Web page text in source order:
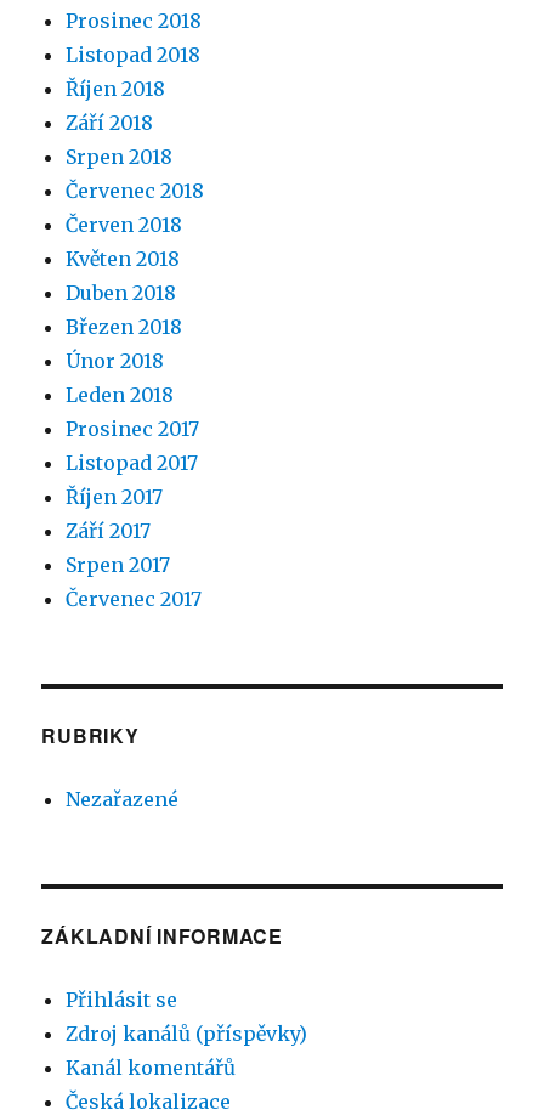
Prosinec 2018
Listopad 2018
Říjen 2018
Září 2018
Srpen 2018
Červenec 2018
Červen 2018
Květen 2018
Duben 2018
Březen 2018
Únor 2018
Leden 2018
Prosinec 2017
Listopad 2017
Říjen 2017
Září 2017
Srpen 2017
Červenec 2017
RUBRIKY
Nezařazené
ZÁKLADNÍ INFORMACE
Přihlásit se
Zdroj kanálů (příspěvky)
Kanál komentářů
Česká lokalizace